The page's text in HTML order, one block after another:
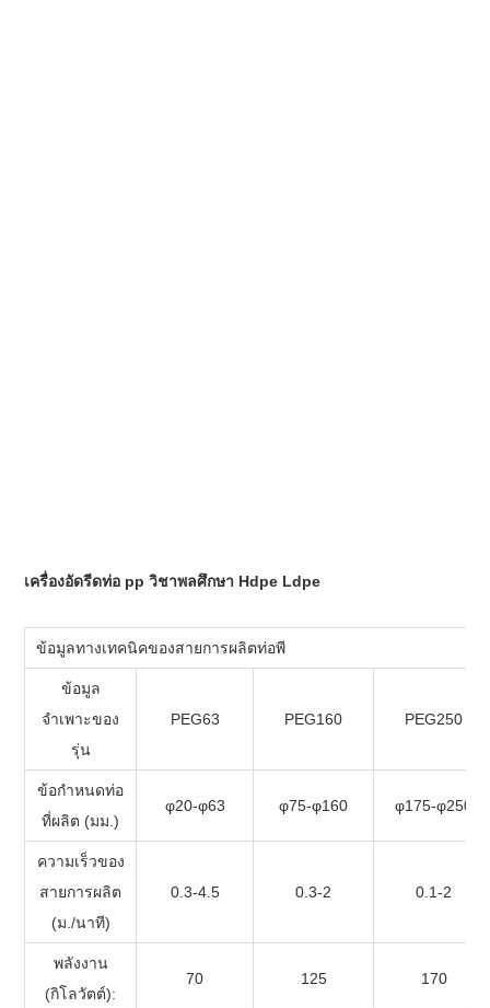
เครื่องอัดรีดท่อ pp วิชาพลศึกษา Hdpe Ldpe
ข้อมูลทางเทคนิคของสายการผลิตท่อพี
ข้อมูล
จำเพาะของ
รุ่น
PEG63 PEG160 PEG250
ข้อกำหนดท่อ
ที่ผลิต (มม.)
φ20-φ63 φ75-φ160 φ175-φ250
ความเร็วของ
สายการผลิต
(ม./นาที)
0.3-4.5 0.3-2 0.1-2
พลังงาน
(กิโลวัตต์):
70 125 170